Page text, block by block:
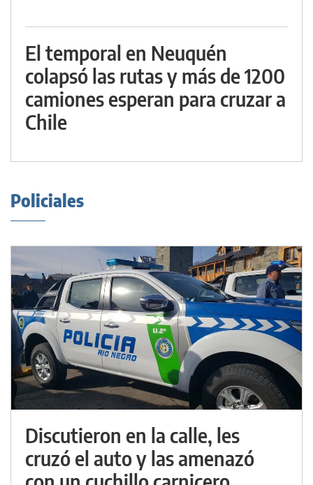
El temporal en Neuquén
colapsó las rutas y más de 1200
camiones esperan para cruzar a
Chile
Policiales
Discutieron en la calle, les
cruzó el auto y las amenazó